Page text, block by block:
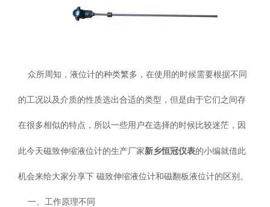
众所周知，液位计的种类繁多，在使用的时候需要根据不同
的工况以及介质的性质选出合适的类型，但是由于它们之间存
在很多相似的特点，所以一些用户在选择的时候比较迷茫，因
此今天磁致伸缩液位计的生产厂家新乡恒冠仪表的小编就借此
机会来给大家分享下 磁致伸缩液位计和磁翻板液位计的区别。
一、工作原理不同